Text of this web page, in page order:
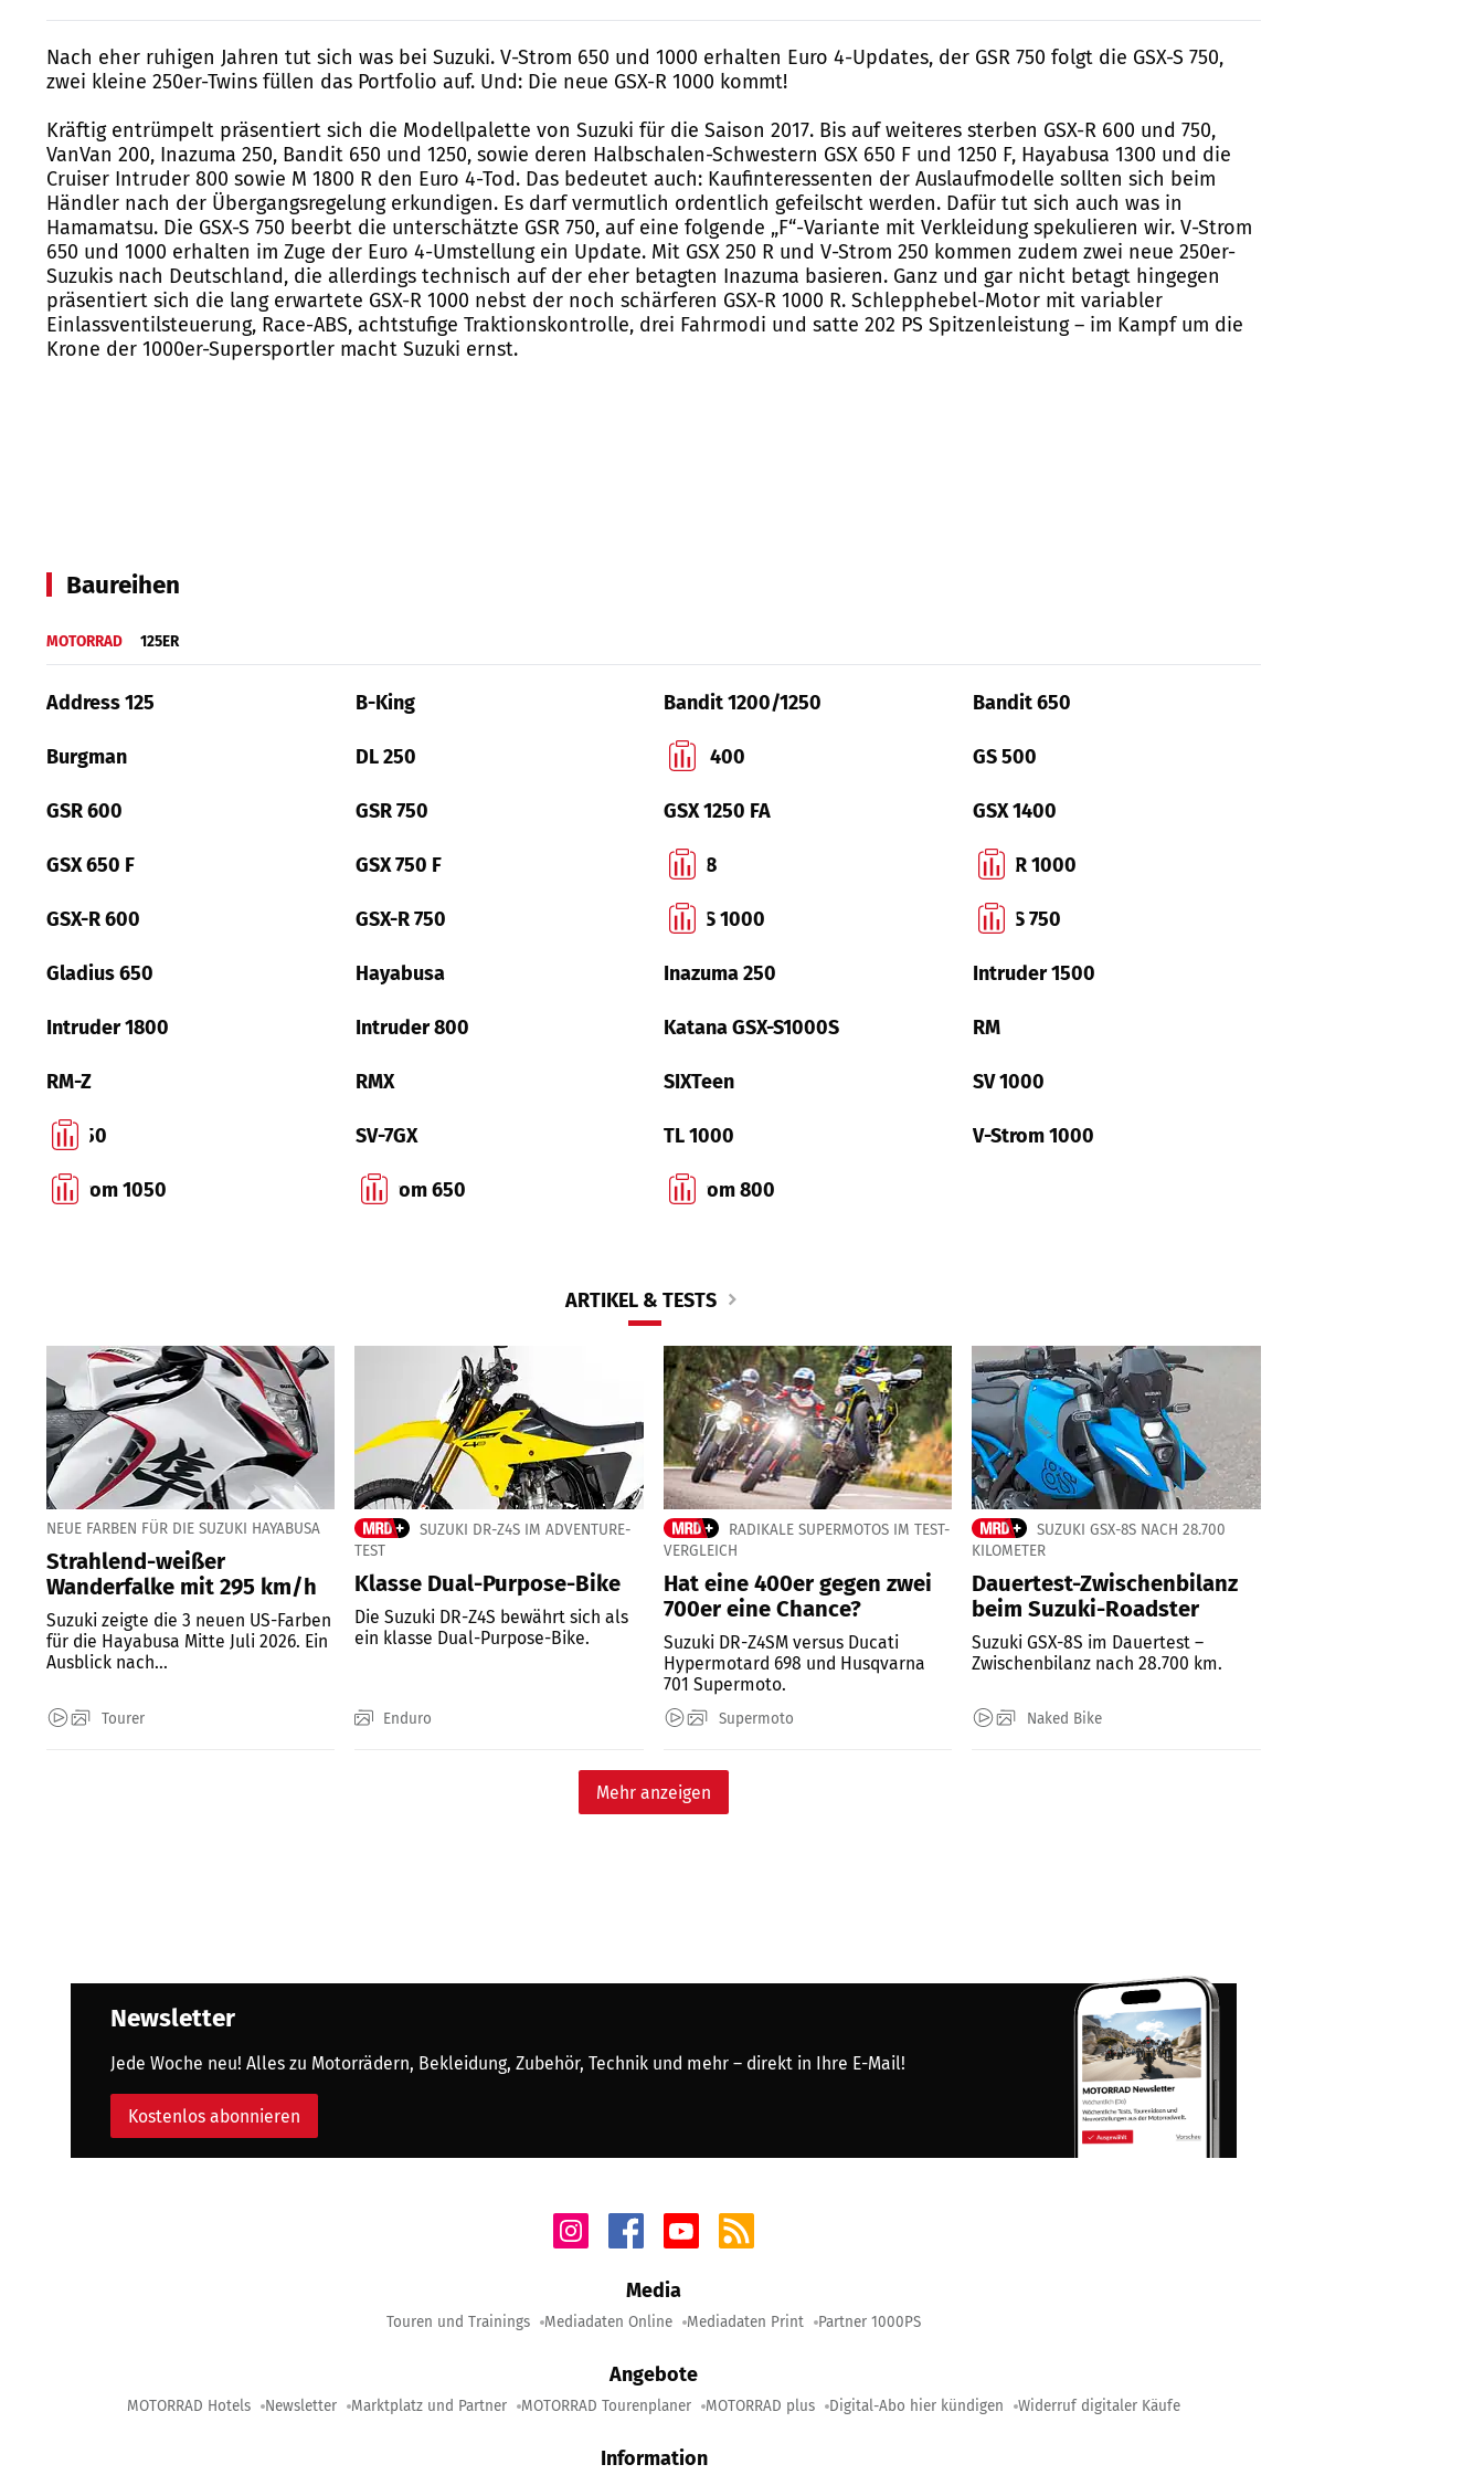
Nach eher ruhigen Jahren tut sich was bei Suzuki. V-Strom 650 und 1000 erhalten Euro 4-Updates, der GSR 750 folgt die GSX-S 750,
zwei kleine 250er-Twins füllen das Portfolio auf. Und: Die neue GSX-R 1000 kommt!
Kräftig entrümpelt präsentiert sich die Modellpalette von Suzuki für die Saison 2017. Bis auf weiteres sterben GSX-R 600 und 750,
VanVan 200, Inazuma 250, Bandit 650 und 1250, sowie deren Halbschalen-Schwestern GSX 650 F und 1250 F, Hayabusa 1300 und die
Cruiser Intruder 800 sowie M 1800 R den Euro 4-Tod. Das bedeutet auch: Kaufinteressenten der Auslaufmodelle sollten sich beim
Händler nach der Übergangsregelung erkundigen. Es darf vermutlich ordentlich gefeilscht werden. Dafür tut sich auch was in
Hamamatsu. Die GSX-S 750 beerbt die unterschätzte GSR 750, auf eine folgende „F“-Variante mit Verkleidung spekulieren wir. V-Strom
650 und 1000 erhalten im Zuge der Euro 4-Umstellung ein Update. Mit GSX 250 R und V-Strom 250 kommen zudem zwei neue 250er-
Suzukis nach Deutschland, die allerdings technisch auf der eher betagten Inazuma basieren. Ganz und gar nicht betagt hingegen
präsentiert sich die lang erwartete GSX-R 1000 nebst der noch schärferen GSX-R 1000 R. Schlepphebel-Motor mit variabler
Einlassventilsteuerung, Race-ABS, achtstufige Traktionskontrolle, drei Fahrmodi und satte 202 PS Spitzenleistung – im Kampf um die
Krone der 1000er-Supersportler macht Suzuki ernst.
Baureihen
MOTORRAD 125ER
Address 125 B-King Bandit 1200/1250 Bandit 650
Burgman DL 250 DR-Z 400 GS 500
GSR 600 GSR 750 GSX 1250 FA GSX 1400
GSX 650 F GSX 750 F GSX-8 GSX-R 1000
GSX-R 600 GSX-R 750 GSX-S 1000 GSX-S 750
Gladius 650 Hayabusa Inazuma 250 Intruder 1500
Intruder 1800 Intruder 800 Katana GSX-S1000S RM
RM-Z RMX SIXTeen SV 1000
SV 650 SV-7GX TL 1000 V-Strom 1000
V-Strom 1050 V-Strom 650 V-Strom 800
ARTIKEL & TESTS
NEUE FARBEN FÜR DIE SUZUKI HAYABUSA
Strahlend-weißer
Wanderfalke mit 295 km/h
Suzuki zeigte die 3 neuen US-Farben
für die Hayabusa Mitte Juli 2026. Ein
Ausblick nach...
Tourer
SUZUKI DR-Z4S IM ADVENTURE-
TEST
Klasse Dual-Purpose-Bike
Die Suzuki DR-Z4S bewährt sich als
ein klasse Dual-Purpose-Bike.
Enduro
RADIKALE SUPERMOTOS IM TEST-
VERGLEICH
Hat eine 400er gegen zwei
700er eine Chance?
Suzuki DR-Z4SM versus Ducati
Hypermotard 698 und Husqvarna
701 Supermoto.
Supermoto
SUZUKI GSX-8S NACH 28.700
KILOMETER
Dauertest-Zwischenbilanz
beim Suzuki-Roadster
Suzuki GSX-8S im Dauertest –
Zwischenbilanz nach 28.700 km.
Naked Bike
Mehr anzeigen
Newsletter
Jede Woche neu! Alles zu Motorrädern, Bekleidung, Zubehör, Technik und mehr – direkt in Ihre E-Mail!
Kostenlos abonnieren
Media
Touren und Trainings Mediadaten Online Mediadaten Print Partner 1000PS
Angebote
MOTORRAD Hotels Newsletter Marktplatz und Partner MOTORRAD Tourenplaner MOTORRAD plus Digital-Abo hier kündigen Widerruf digitaler Käufe
Information